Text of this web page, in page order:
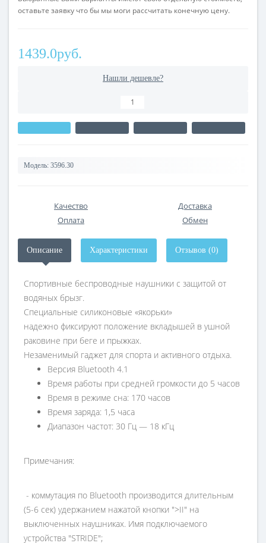
оставьте заявку что бы мы моги рассчитать конечную цену.
1439.0руб.
Нашли дешевле?
Модель: 3596.30
Качество
Доставка
Оплата
Обмен
Описание Характеристики Отзывов (0)
Спортивные беспроводные наушники с защитой от
водяных брызг.
Специальные силиконовые «якорьки»
надежно фиксируют положение вкладышей в ушной
раковине при беге и прыжках.
Незаменимый гаджет для спорта и активного отдыха.
Версия Bluetooth 4.1
Время работы при средней громкости до 5 часов
Время в режиме сна: 170 часов
Время заряда: 1,5 часа
Диапазон частот: 30 Гц — 18 кГц
Примечания:
- коммутация по Bluetooth производится длительным
(5-6 сек) удержанием нажатой кнопки ">II" на
выключенных наушниках. Имя подключаемого
устройства "STRIDE";